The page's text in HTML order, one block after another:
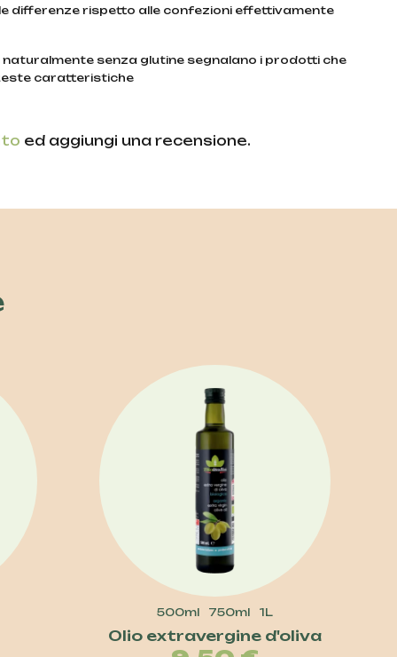
differenze rispetto alle confezioni effettivamente
senza glutine segnalano i prodotti che
caratteristiche
ed aggiungi una recensione.
500ml 750ml 1L
Olio extravergine d'oliva